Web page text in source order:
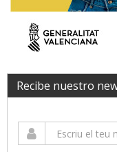
Recibe nuestro